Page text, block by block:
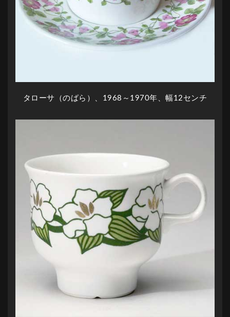
タローサ（のばら）、1968～1970年、幅12センチ